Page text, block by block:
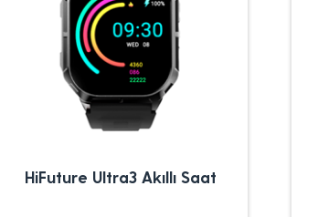
HiFuture Ultra3 Akıllı Saat